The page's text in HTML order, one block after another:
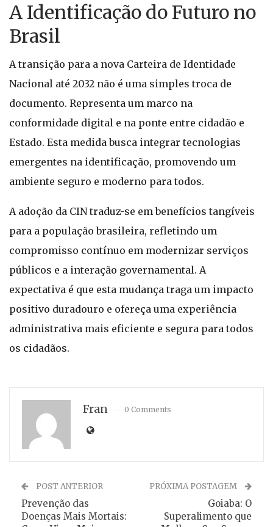
A Identificação do Futuro no
Brasil
A transição para a nova Carteira de Identidade
Nacional até 2032 não é uma simples troca de
documento. Representa um marco na
conformidade digital e na ponte entre cidadão e
Estado. Esta medida busca integrar tecnologias
emergentes na identificação, promovendo um
ambiente seguro e moderno para todos.
A adoção da CIN traduz-se em benefícios tangíveis
para a população brasileira, refletindo um
compromisso contínuo em modernizar serviços
públicos e a interação governamental. A
expectativa é que esta mudança traga um impacto
positivo duradouro e ofereça uma experiência
administrativa mais eficiente e segura para todos
os cidadãos.
Fran 0 Comments
POST ANTERIOR
Prevenção das
Doenças Mais Mortais:
PRÓXIMA POSTAGEM
Goiaba: O
Superalimento que